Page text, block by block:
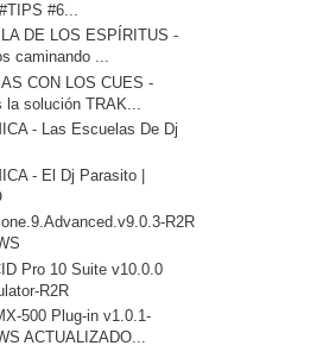
#6...
DE LOS ESPÍRITUS -
caminando ...
CON LOS CUES -
la solución TRAK...
- Las Escuelas De Dj
- El Dj Parasito |
R2R
Pro 10 Suite v10.0.0
R2R
500 Plug-in v1.0.1-
ACTUALIZADO...